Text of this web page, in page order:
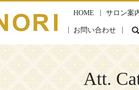
HOME サロン案
お問い合わせ
Att.